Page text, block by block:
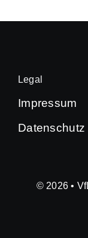
Legal
Impressum
Datenschutz
© 2026 •